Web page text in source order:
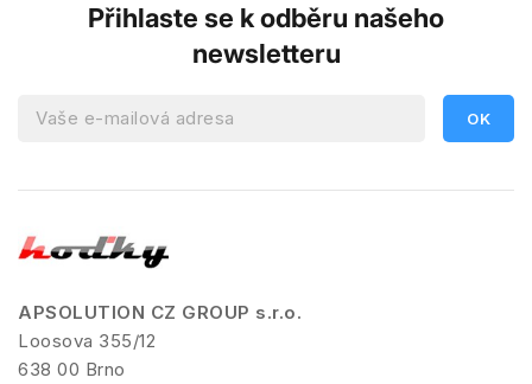
Přihlaste se k odběru našeho
newsletteru
APSOLUTION CZ GROUP s.r.o.
Loosova 355/12
638 00 Brno